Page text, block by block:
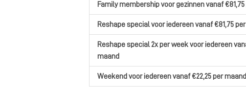
Family membershipvoor gezinnenvanaf €81,75
Reshape specialvoor iedereenvanaf €81,75
Reshape special 2x per weekvoor iedereen
maand
Weekend voor iedereenvanaf €22,25per maand